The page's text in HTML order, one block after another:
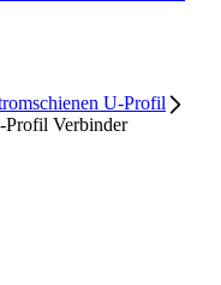
U-Profil
Verbinder